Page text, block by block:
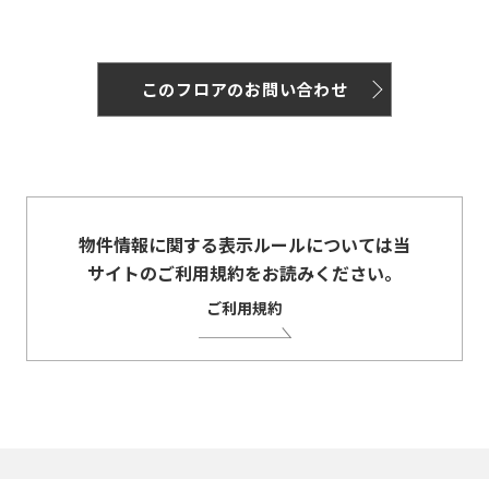
このフロアのお問い合わせ
物件情報に関する表示ルールについては当
サイトのご利用規約をお読みください。
ご利用規約